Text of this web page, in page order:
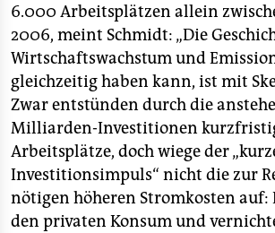
6.000 Arbeitsplätzen allein
2006, meint Schmidt: „Die
Wirtschaftswachstum und
gleichzeitig haben kann, ist mit
Zwar entstünden durch die
Milliarden-Investitionen
Arbeitsplätze, doch wiege der
Investitionsimpuls“ nicht die zur
nötigen höheren Stromkosten auf:
den privaten Konsum und